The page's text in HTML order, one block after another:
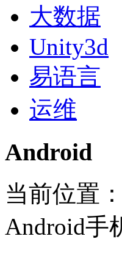
大数据
Unity3d
易语言
运维
Android
当前位置：
Android手